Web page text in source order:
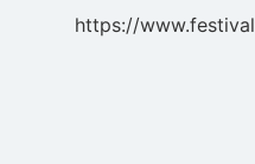
https://